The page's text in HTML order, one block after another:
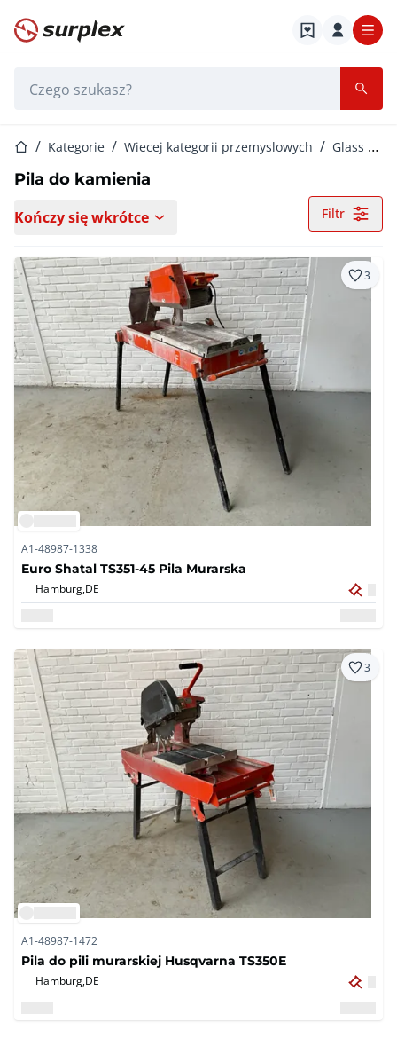
Strona główna
Strona główna
Kategorie Wiecej kategorii przemyslowych Glass and Nature Stone Processing
Pila do kamienia
Kończy się wkrótce Filtr
3
A1-48987-1338
Euro Shatal TS351-45 Pila Murarska
Hamburg,DE
3
A1-48987-1472
Pila do pili murarskiej Husqvarna TS350E
Hamburg,DE